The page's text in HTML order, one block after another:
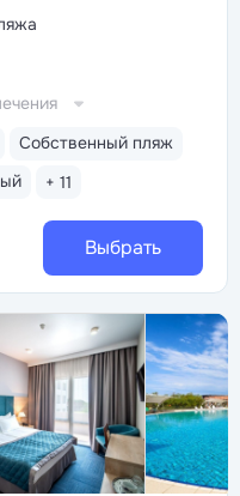
Собственный пляж
+ 11
Выбрать